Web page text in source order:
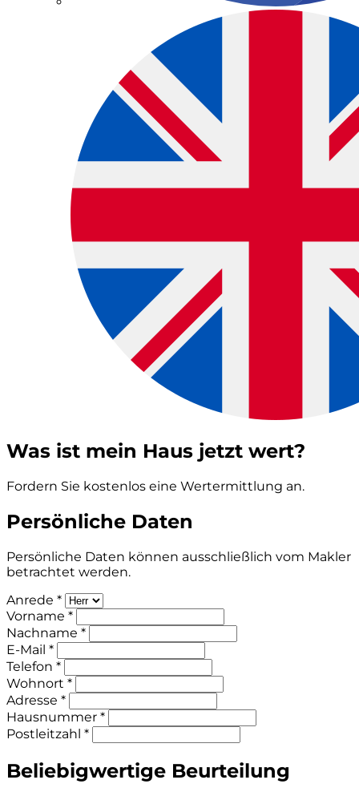
Was ist mein Haus jetzt wert?
Fordern Sie kostenlos eine Wertermittlung an.
Persönliche Daten
Persönliche Daten können ausschließlich vom Makler
betrachtet werden.
Anrede *
Vorname *
Nachname *
E-Mail *
Telefon *
Wohnort *
Adresse *
Hausnummer *
Postleitzahl *
Beliebigwertige Beurteilung